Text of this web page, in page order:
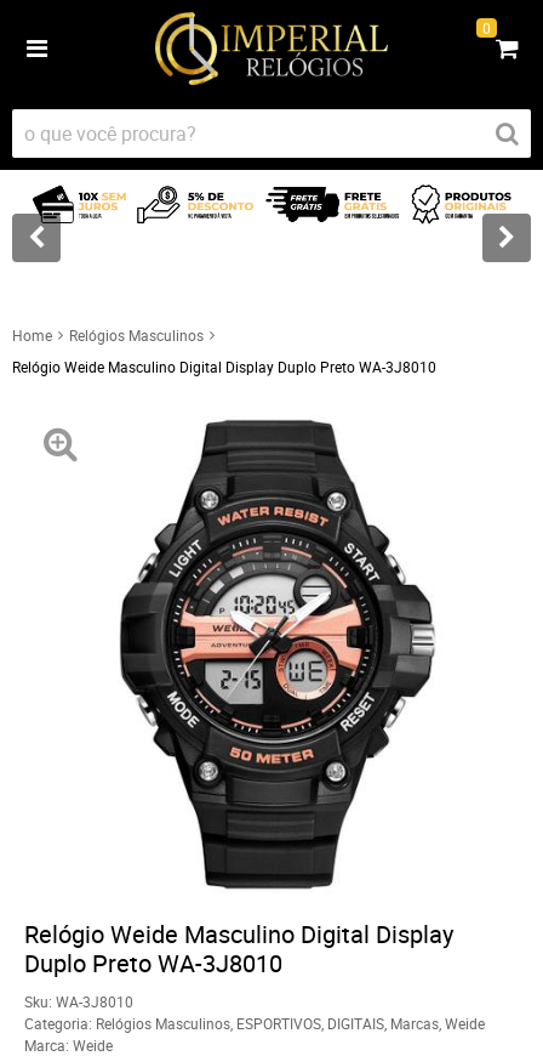
0
Home
Relógios Masculinos
Relógio Weide Masculino Digital Display Duplo Preto WA-3J8010
Relógio Weide Masculino Digital Display
Duplo Preto WA-3J8010
Sku: WA-3J8010
Categoria: Relógios Masculinos ESPORTIVOS DIGITAIS Marcas Weide
Marca: Weide